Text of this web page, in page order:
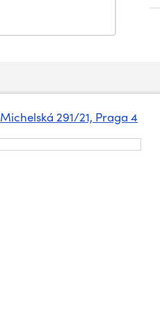
Michelská 291/21, Praga 4